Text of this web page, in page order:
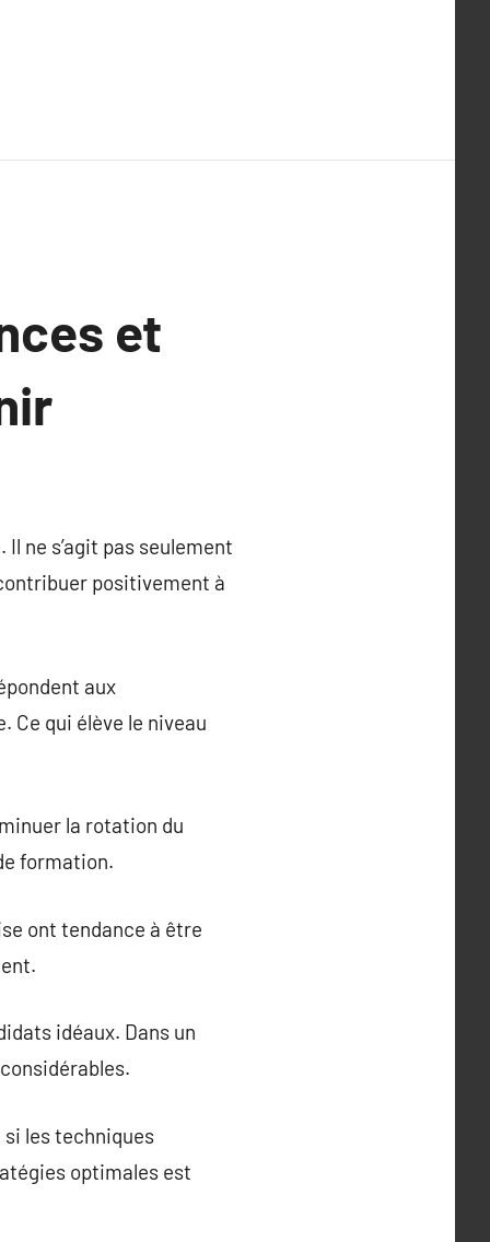
et
ne s’agit pas seulement
positivement à
aux
Ce qui élève le niveau
la rotation du
formation.
ont tendance à être
idéaux. Dans un
les techniques
optimales est